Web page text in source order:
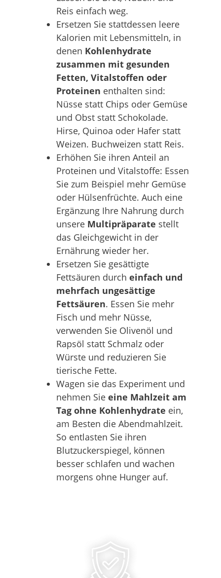
Reis einfach weg.
Ersetzen Sie stattdessen leere
Kalorien mit Lebensmitteln, in
denen Kohlenhydrate
zusammen mit gesunden
Fetten, Vitalstoffen oder
Proteinen enthalten sind:
Nüsse statt Chips oder Gemüse
und Obst statt Schokolade.
Hirse, Quinoa oder Hafer statt
Weizen. Buchweizen statt Reis.
Erhöhen Sie ihren Anteil an
Proteinen und Vitalstoffe: Essen
Sie zum Beispiel mehr Gemüse
oder Hülsenfrüchte. Auch eine
Ergänzung Ihre Nahrung durch
unsere Multipräparate stellt
das Gleichgewicht in der
Ernährung wieder her.
Ersetzen Sie gesättigte
Fettsäuren durch einfach und
mehrfach ungesättige
Fettsäuren. Essen Sie mehr
Fisch und mehr Nüsse,
verwenden Sie Olivenöl und
Rapsöl statt Schmalz oder
Würste und reduzieren Sie
tierische Fette.
Wagen sie das Experiment und
nehmen Sie eine Mahlzeit am
Tag ohne Kohlenhydrate ein,
am Besten die Abendmahlzeit.
So entlasten Sie ihren
Blutzuckerspiegel, können
besser schlafen und wachen
morgens ohne Hunger auf.